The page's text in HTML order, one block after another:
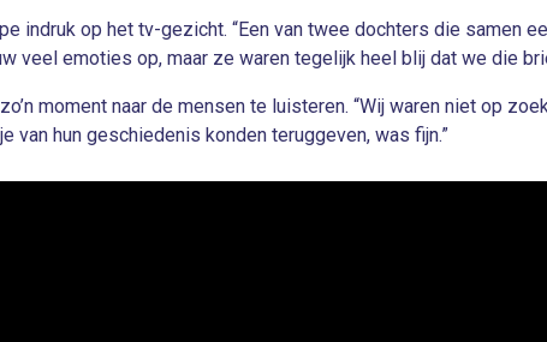
indruk op het tv-gezicht. “Een van twee dochters die samen
veel emoties op, maar ze waren tegelijk heel blij dat we die
moment naar de mensen te luisteren. “Wij waren niet op
van hun geschiedenis konden teruggeven, was fijn.”